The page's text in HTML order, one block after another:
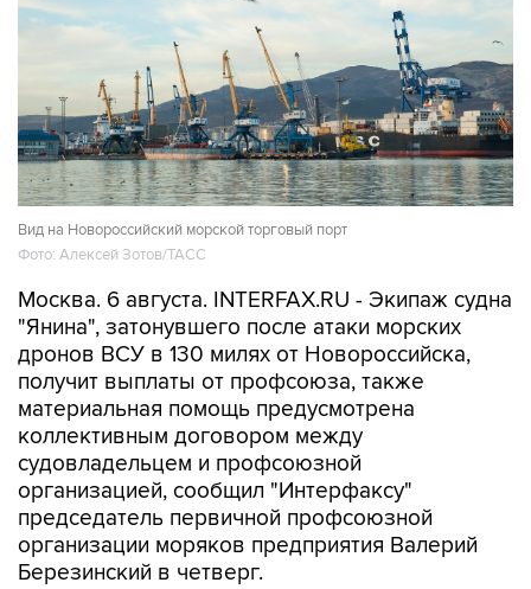
Вид на Новороссийский морской торговый порт
Фото: Алексей Зотов/ТАСС
Москва. 6 августа. INTERFAX.RU - Экипаж судна
"Янина", затонувшего после атаки морских
дронов ВСУ в 130 милях от Новороссийска,
получит выплаты от профсоюза, также
материальная помощь предусмотрена
коллективным договором между
судовладельцем и профсоюзной
организацией, сообщил "Интерфаксу"
председатель первичной профсоюзной
организации моряков предприятия Валерий
Березинский в четверг.